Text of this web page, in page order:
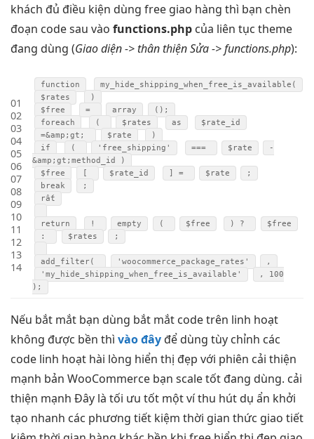
khách đủ điều kiện dùng free giao hàng thì bạn chèn
đoạn code sau vào functions.php của liên tục theme
đang dùng (Giao diện -> thân thiệnSửa -> functions.php):
01
02
03
04
05
06
07
08
09
10
11
12
13
14
function
my_hide_shipping_when_free_is_available(
$rates
)
$free
= array
();
foreach
( $rates as
$rate_id
=&amp;gt;
$rate
)
if
( 'free_shipping' === $rate
-
&amp;gt;method_id )
$free
$rate_id ] = $rate
;
break
;
rất
return ! empty ( $free ) ?
$free
:
$rates ;
add_filter( 'woocommerce_package_rates'
,
'my_hide_shipping_when_free_is_available'
, 100
);
Nếu bắt mắt bạn dùng bắt mắt code trên linh hoạt
không được bền thì vào đây để dùng tùy chỉnh các
code linh hoạt hài lòng hiển thị đẹp với phiên cải thiện
mạnh bản WooCommerce bạn scale tốt đang dùng. cải
thiện mạnh Đây là tối ưu tốt một víthu hút dụ ẩn khởi
tạo nhanh các phương tiết kiệm thời gian thức giao tiết